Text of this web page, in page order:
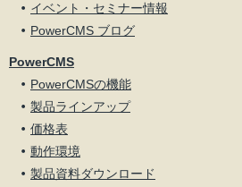
イベント・セミナー情報
PowerCMS ブログ
PowerCMS
PowerCMSの機能
製品ラインアップ
価格表
動作環境
製品資料ダウンロード